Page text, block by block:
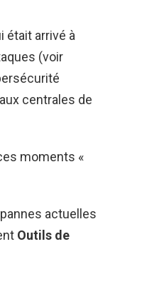
était arrivé à
(voir
centrales de
moments «
actuelles
Outils de